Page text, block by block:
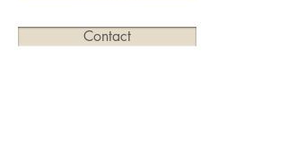
Contact